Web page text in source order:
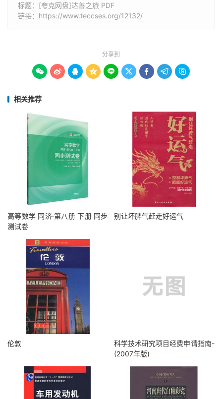
标题：[夸克网盘]达善之旅 PDF
链接： https://www.teccses.org/12132/
分享到
        
相关推荐
高等数学 同济·第八册 下册 同步
测试卷
别让坏脾气赶走好运气
伦敦
科学技术研究项目经费申请指南-
(2007年版)